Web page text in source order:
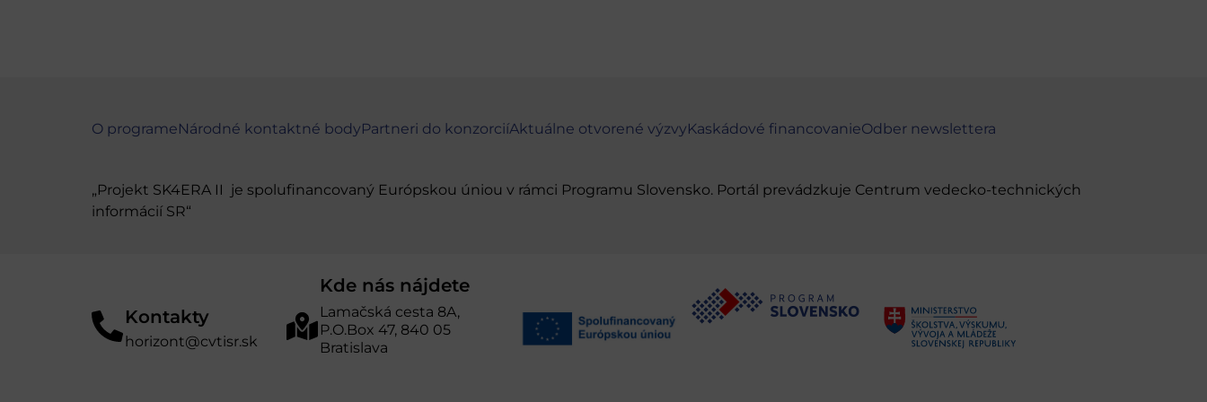
O programeNárodné kontaktné bodyPartneri do konzorciíAktuálne otvorené výzvyKaskádové financovanieOdber newslettera
„Projekt SK4ERA II je spolufinancovaný Európskou úniou v rámci Programu Slovensko. Portál prevádzkuje Centrum vedecko-technických
informácií SR“
Kontakty
horizont@cvtisr.sk
Kde nás nájdete
Lamačská cesta 8A,
P.O.Box 47, 840 05
Bratislava